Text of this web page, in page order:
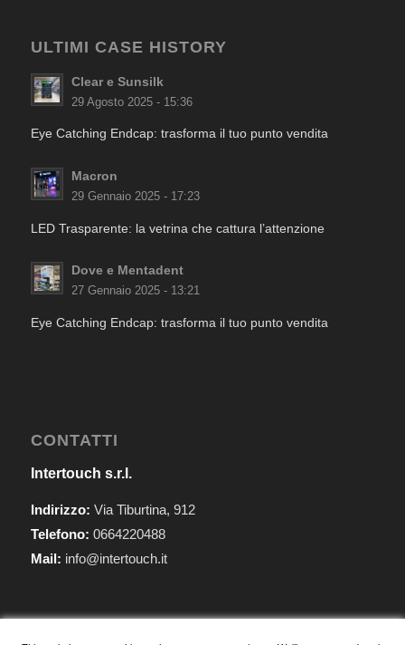
ULTIMI CASE HISTORY
Clear e Sunsilk
29 Agosto 2025 - 15:36
Eye Catching Endcap: trasforma il tuo punto vendita
Macron
29 Gennaio 2025 - 17:23
LED Trasparente: la vetrina che cattura l’attenzione
Dove e Mentadent
27 Gennaio 2025 - 13:21
Eye Catching Endcap: trasforma il tuo punto vendita
CONTATTI
Intertouch s.r.l.
Indirizzo: Via Tiburtina, 912
Telefono: 0664220488
Mail: info@intertouch.it